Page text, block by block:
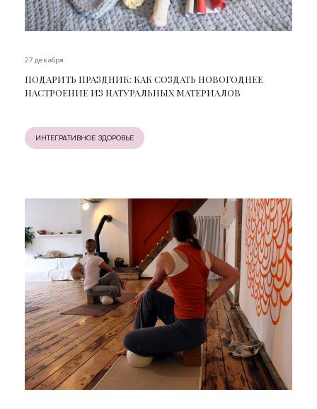
27 декабря
ПОДАРИТЬ ПРАЗДНИК: КАК СОЗДАТЬ НОВОГОДНЕЕ
НАСТРОЕНИЕ ИЗ НАТУРАЛЬНЫХ МАТЕРИАЛОВ
ИНТЕГРАТИВНОЕ ЗДОРОВЬЕ